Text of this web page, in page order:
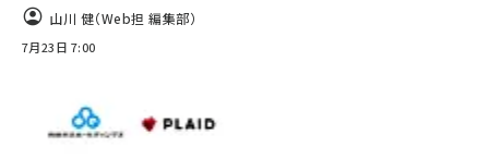
山川 健（Web担 編集部）
7月23日 7:00